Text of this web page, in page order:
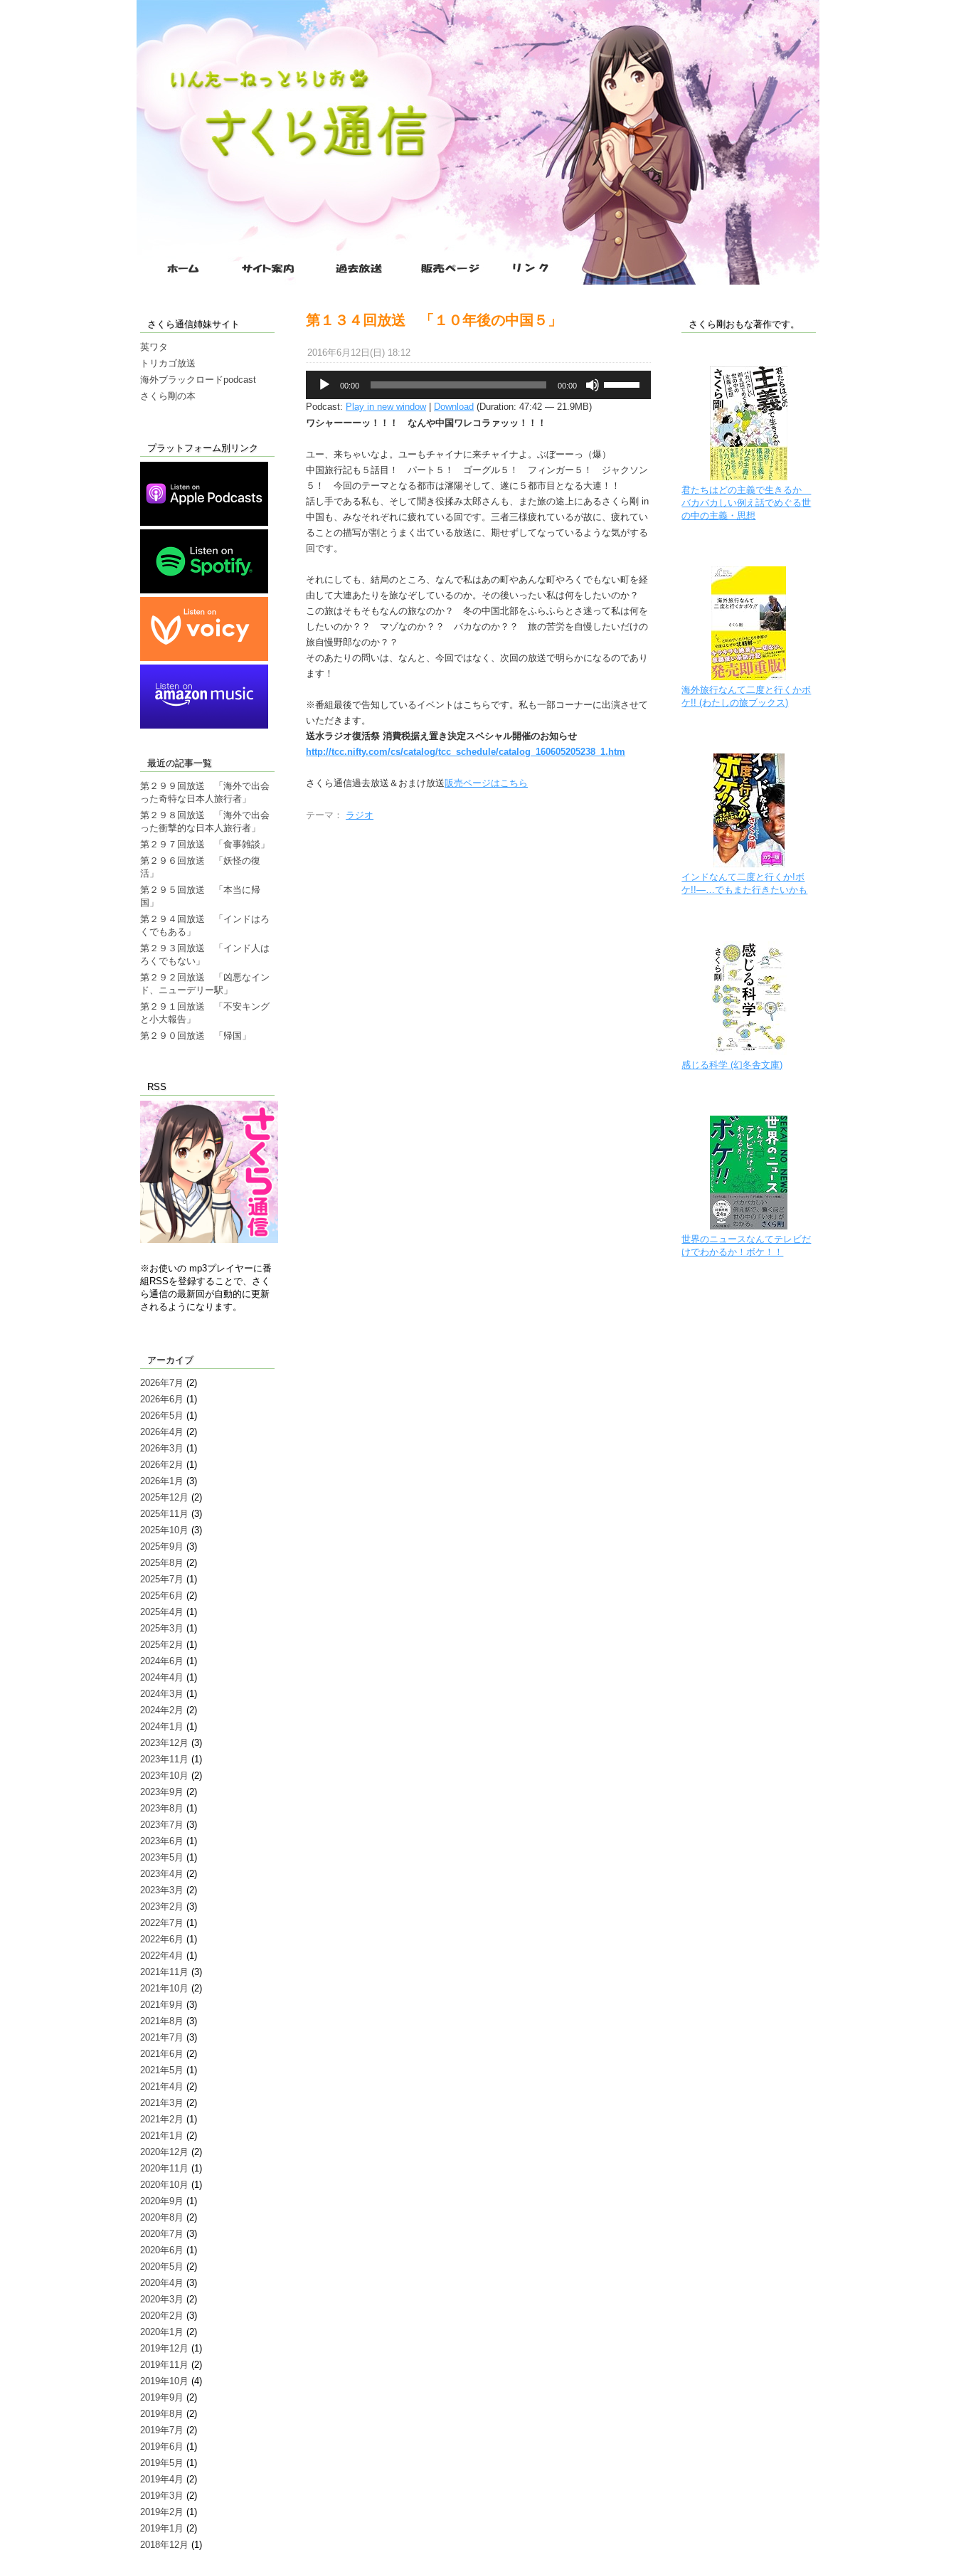
第１３４回放送 「１０年後の中国５」
2016年6月12日(日) 18:12
プ
レ
ヤ
ー
00:00 00:00
調
節
に
は
上
下
キ
ー
を
使
て
さ
Podcast: Play in new window| Download (Duration: 47:42 — 21.9MB)
ワシャーーーッ！！！ なんや中国ワレコラァッッ！！！
ユー、来ちゃいなよ。ユーもチャイナに来チャイナよ。ぶぼーーっ（爆）
中国旅行記も５話目！ パート５！ ゴーグル５！ フィンガー５！ ジャクソン
５！ 今回のテーマとなる都市は瀋陽そして、遂に５都市目となる大連！！
話し手である私も、そして聞き役揉み太郎さんも、また旅の途上にあるさくら剛 in
中国も、みなそれぞれに疲れている回です。三者三様疲れているが故に、疲れてい
ることの描写が割とうまく出ている放送に、期せずしてなっているような気がする
回です。
それにしても、結局のところ、なんで私はあの町やあんな町やろくでもない町を経
由して大連あたりを旅なぞしているのか。その後いったい私は何をしたいのか？
この旅はそもそもなんの旅なのか？ 冬の中国北部をふらふらとさ迷って私は何を
したいのか？？ マゾなのか？？ バカなのか？？ 旅の苦労を自慢したいだけの
旅自慢野郎なのか？？
そのあたりの問いは、なんと、今回ではなく、次回の放送で明らかになるのであり
ます！
※番組最後で告知しているイベントはこちらです。私も一部コーナーに出演させて
いただきます。
送水ラジオ復活祭 消費税据え置き決定スペシャル開催のお知らせ
http://tcc.nifty.com/cs/catalog/tcc_schedule/catalog_160605205238_1.htm
さくら通信過去放送＆おまけ放送販売ページはこちら
テーマ： ラジオ
さくら通信姉妹サイト
英ワタ
トリカゴ放送
海外ブラックロードpodcast
さくら剛の本
プラットフォーム別リンク
最近の記事一覧
第２９９回放送 「海外で出会
った奇特な日本人旅行者」
第２９８回放送 「海外で出会
った衝撃的な日本人旅行者」
第２９７回放送 「食事雑談」
第２９６回放送 「妖怪の復
活」
第２９５回放送 「本当に帰
国」
第２９４回放送 「インドはろ
くでもある」
第２９３回放送 「インド人は
ろくでもない」
第２９２回放送 「凶悪なイン
ド、ニューデリー駅」
第２９１回放送 「不安キング
と小大報告」
第２９０回放送 「帰国」
RSS
※お使いの mp3プレイヤーに番
組RSSを登録することで、さく
ら通信の最新回が自動的に更新
されるようになります。
アーカイブ
2026年7月 (2)
2026年6月 (1)
2026年5月 (1)
2026年4月 (2)
2026年3月 (1)
2026年2月 (1)
2026年1月 (3)
2025年12月 (2)
2025年11月 (3)
2025年10月 (3)
2025年9月 (3)
2025年8月 (2)
2025年7月 (1)
2025年6月 (2)
2025年4月 (1)
2025年3月 (1)
2025年2月 (1)
2024年6月 (1)
2024年4月 (1)
2024年3月 (1)
2024年2月 (2)
2024年1月 (1)
2023年12月 (3)
2023年11月 (1)
2023年10月 (2)
2023年9月 (2)
2023年8月 (1)
2023年7月 (3)
2023年6月 (1)
2023年5月 (1)
2023年4月 (2)
2023年3月 (2)
2023年2月 (3)
2022年7月 (1)
2022年6月 (1)
2022年4月 (1)
2021年11月 (3)
2021年10月 (2)
2021年9月 (3)
2021年8月 (3)
2021年7月 (3)
2021年6月 (2)
2021年5月 (1)
2021年4月 (2)
2021年3月 (2)
2021年2月 (1)
2021年1月 (2)
2020年12月 (2)
2020年11月 (1)
2020年10月 (1)
2020年9月 (1)
2020年8月 (2)
2020年7月 (3)
2020年6月 (1)
2020年5月 (2)
2020年4月 (3)
2020年3月 (2)
2020年2月 (3)
2020年1月 (2)
2019年12月 (1)
2019年11月 (2)
2019年10月 (4)
2019年9月 (2)
2019年8月 (2)
2019年7月 (2)
2019年6月 (1)
2019年5月 (1)
2019年4月 (2)
2019年3月 (2)
2019年2月 (1)
2019年1月 (2)
2018年12月 (1)
さくら剛おもな著作です。
君たちはどの主義で生きるか
バカバカしい例え話でめぐる世
の中の主義・思想
海外旅行なんて二度と行くかボ
ケ!! (わたしの旅ブックス)
インドなんて二度と行くか!ボ
ケ!!―…でもまた行きたいかも
感じる科学 (幻冬舎文庫)
世界のニュースなんてテレビだ
けでわかるか！ボケ！！